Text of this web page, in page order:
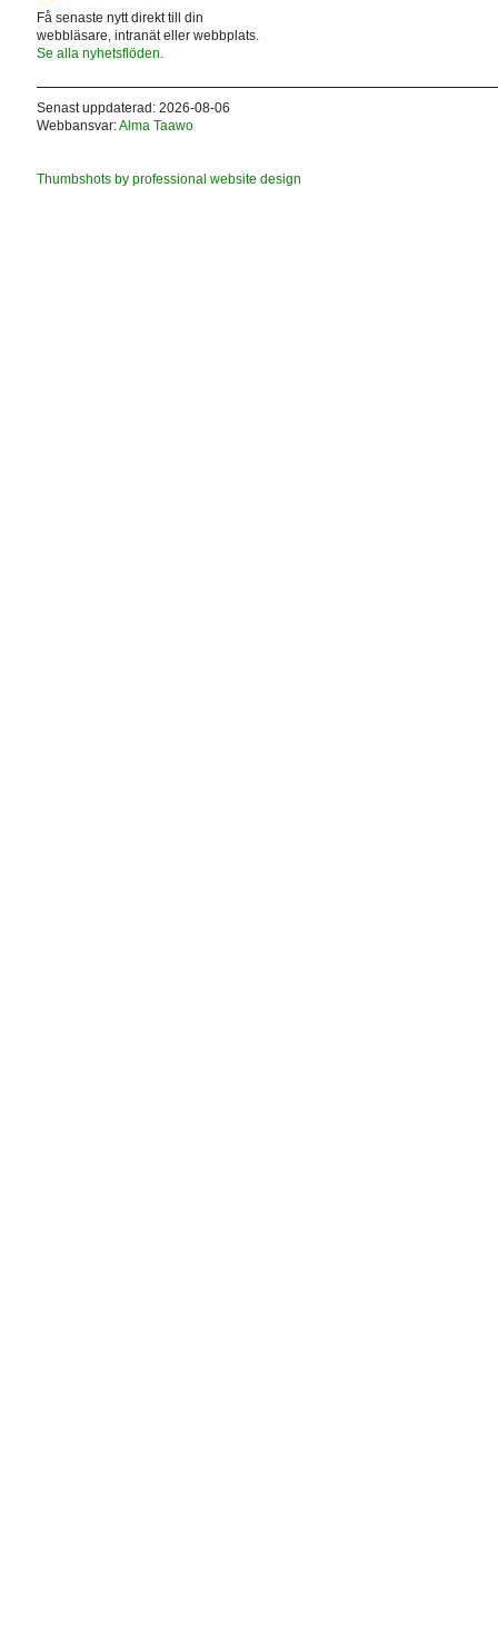
Få senaste nytt direkt till din
webbläsare, intranät eller webbplats.
Se alla nyhetsflöden.
Senast uppdaterad: 2026-08-06
Webbansvar:Alma Taawo
Thumbshots by professional website design